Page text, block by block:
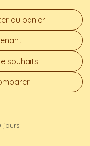
au panier
souhaits
jours